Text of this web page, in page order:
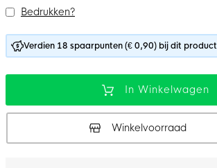
Bedrukken?
Verdien 18 spaarpunten (€ 0,90) bij dit product
In Winkelwagen
Winkelvoorraad